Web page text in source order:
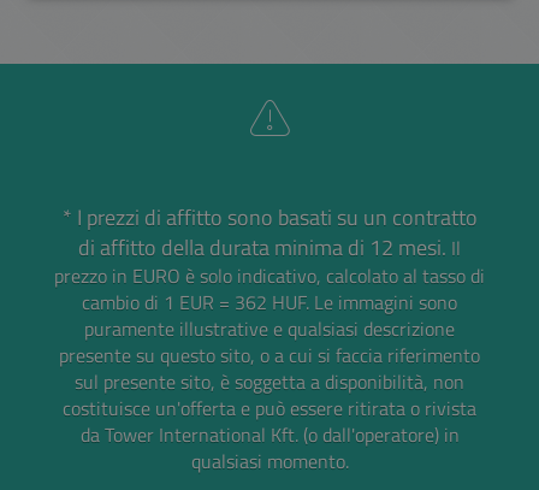
* I prezzi di affitto sono basati su un contratto
di affitto della durata minima di 12 mesi. Il
prezzo in EURO è solo indicativo, calcolato al tasso di
cambio di 1 EUR = 362 HUF. Le immagini sono
puramente illustrative e qualsiasi descrizione
presente su questo sito, o a cui si faccia riferimento
sul presente sito, è soggetta a disponibilità, non
costituisce un'offerta e può essere ritirata o rivista
da Tower International Kft. (o dall'operatore) in
qualsiasi momento.